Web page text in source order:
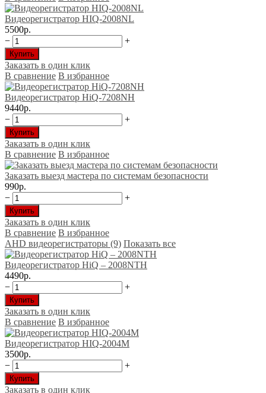
Видеорегистратор HIQ-2008NL
5500р.
−
+
Купить
Заказать в один клик
В сравнение В избранное
Видеорегистратор HiQ-7208NH
9440р.
−
+
Купить
Заказать в один клик
В сравнение В избранное
Заказать выезд мастера по системам безопасности
990р.
−
+
Купить
Заказать в один клик
В сравнение В избранное
AHD видеорегистраторы (9) Показать все
Видеорегистратор HiQ – 2008NTH
4490р.
−
+
Купить
Заказать в один клик
В сравнение В избранное
Видеорегистратор HIQ-2004М
3500р.
−
+
Купить
Заказать в один клик